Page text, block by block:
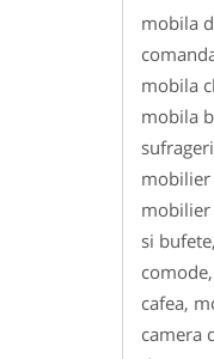
mobila
mobila
mobila
si
cafea,
camera